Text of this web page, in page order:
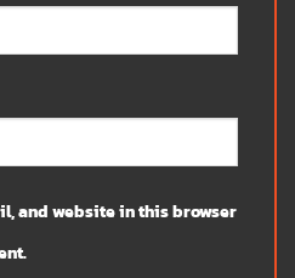
and website in this browser